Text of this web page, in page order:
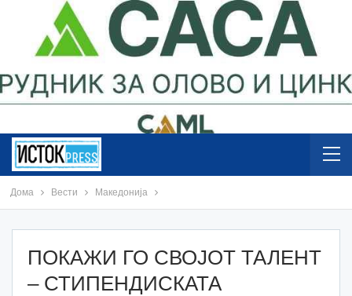
Дома Вести Македонија
ПОКАЖИ ГО СВОЈОТ ТАЛЕНТ
– СТИПЕНДИСКАТА